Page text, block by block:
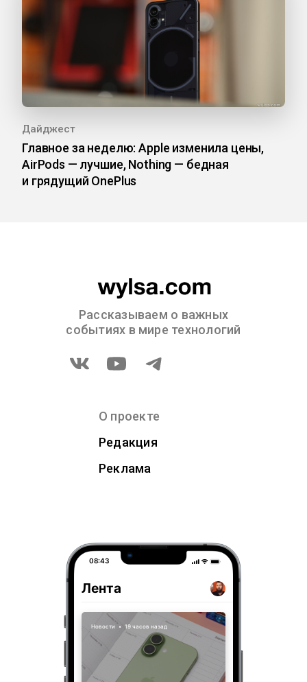
Дайджест
Главное за неделю: Apple изменила цены,
AirPods — лучшие, Nothing — бедная
и грядущий OnePlus
Рассказываем о важных
событиях в мире технологий
О проекте
Редакция
Реклама
08:43
Лента
Новости • 19 часов назад